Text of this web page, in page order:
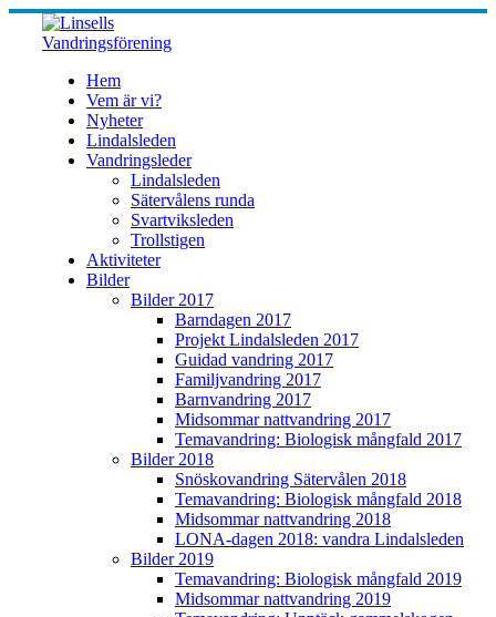
Skip
content
Hem
Vem är vi?
Nyheter
Lindalsleden
Vandringsleder
Lindalsleden
Sätervålens runda
Svartviksleden
Trollstigen
Aktiviteter
Bilder
Bilder 2017
Barndagen 2017
Projekt Lindalsleden 2017
Guidad vandring 2017
Familjvandring 2017
Barnvandring 2017
Midsommar nattvandring 2017
Temavandring: Biologisk mångfald 2017
Bilder 2018
Snöskovandring Sätervålen 2018
Temavandring: Biologisk mångfald 2018
Midsommar nattvandring 2018
LONA-dagen 2018: vandra Lindalsleden
Bilder 2019
Temavandring: Biologisk mångfald 2019
Midsommar nattvandring 2019